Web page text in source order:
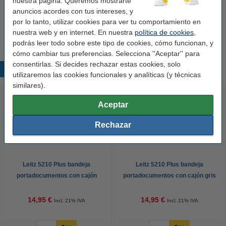
anuncios acordes con tus intereses, y
por lo tanto, utilizar cookies para ver tu comportamiento en
nuestra web y en internet. En nuestra política de cookies
podrás leer todo sobre este tipo de cookies, cómo funcionan, y
cómo cambiar tus preferencias. Selecciona ''Aceptar'' para
consentirlas. Si decides rechazar estas cookies, solo
utilizaremos las cookies funcionales y analíticas (y técnicas
similares).
Aceptar
Rechazar
Protección de bordes:
Cantidad: 1 unidad
Productos destacados
Leitz 5210 Plus bandeja
portadocumentos con cajón
14,95 € Incl. 21% IVA
Leitz 5210 Plus bandeja
portadocumentos con cajón gris
14,95 € Incl. 21% IVA